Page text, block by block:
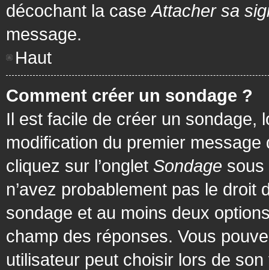
décochant la caseAttacher sa
message.
Haut
Comment créer un sondage ?
Il est facile de créer un sondage,
modification du premier
cliquez sur l’onglet Sondage sous
n’avez probablement pas le
sondage et au moins deux
champ des réponses. Vous
utilisateur peut choisir lors de